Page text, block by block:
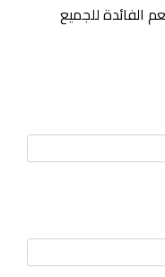
الفائدة للجميع